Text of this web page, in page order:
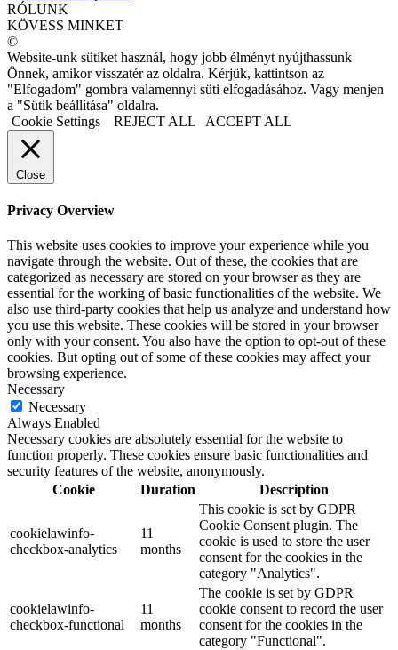
RÓLUNK
KÖVESS MINKET
©
Website-unk sütiket használ, hogy jobb élményt nyújthassunk
Önnek, amikor visszatér az oldalra. Kérjük, kattintson az
"Elfogadom" gombra valamennyi süti elfogadásához. Vagy menjen
a "Sütik beállítása" oldalra.
Cookie Settings
REJECT ALL ACCEPT ALL
Close
Privacy Overview
This website uses cookies to improve your experience while you
navigate through the website. Out of these, the cookies that are
categorized as necessary are stored on your browser as they are
essential for the working of basic functionalities of the website. We
also use third-party cookies that help us analyze and understand how
you use this website. These cookies will be stored in your browser
only with your consent. You also have the option to opt-out of these
cookies. But opting out of some of these cookies may affect your
browsing experience.
Necessary
Necessary
Always Enabled
Necessary cookies are absolutely essential for the website to
function properly. These cookies ensure basic functionalities and
security features of the website, anonymously.
Cookie
Duration Description
cookielawinfo-
checkbox-analytics
11
months
This cookie is set by GDPR
Cookie Consent plugin. The
cookie is used to store the user
consent for the cookies in the
category "Analytics".
cookielawinfo-
checkbox-functional
11
months
The cookie is set by GDPR
cookie consent to record the user
consent for the cookies in the
category "Functional".